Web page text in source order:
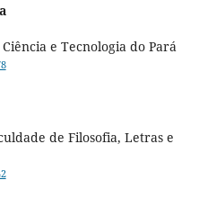
e Tecnologia do Pará
de Filosofia, Letras e